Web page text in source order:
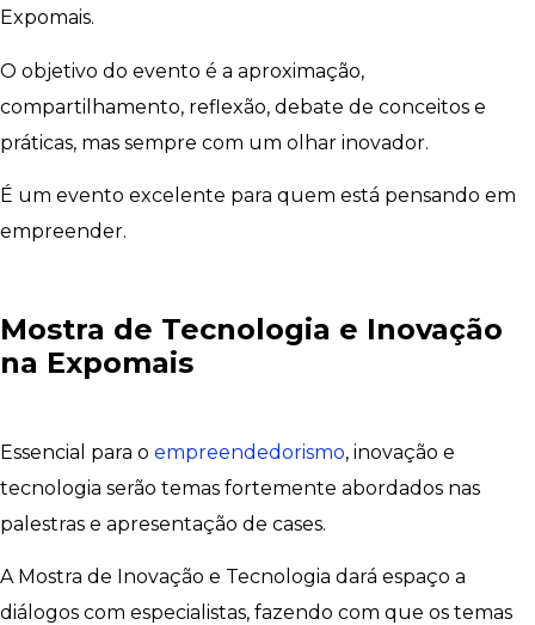
Expomais.
O objetivo do evento é a aproximação,
compartilhamento, reflexão, debate de conceitos e
práticas, mas sempre com um olhar inovador.
É um evento excelente para quem está pensando em
empreender.
Mostra de Tecnologia e Inovação
na Expomais
Essencial para o empreendedorismo, inovação e
tecnologia serão temas fortemente abordados nas
palestras e apresentação de cases.
A Mostra de Inovação e Tecnologia dará espaço a
diálogos com especialistas, fazendo com que os temas